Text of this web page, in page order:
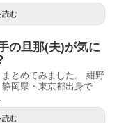
読む
の旦那(夫)が気に
とめてみました。 紺野
岡県・東京都出身で
読む